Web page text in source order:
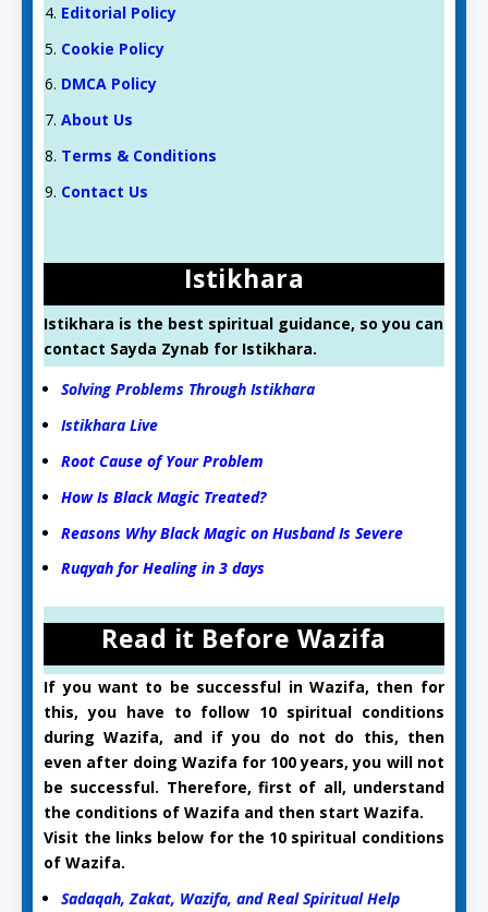
Editorial Policy
Cookie Policy
DMCA Policy
About Us
Terms & Conditions
Contact Us
Istikhara
Istikhara is the best spiritual guidance, so you can
contact Sayda Zynab for Istikhara.
Solving Problems Through Istikhara
Istikhara Live
Root Cause of Your Problem
How Is Black Magic Treated?
Reasons Why Black Magic on Husband Is Severe
Ruqyah for Healing in 3 days
Read it Before Wazifa
If you want to be successful in Wazifa, then for
this, you have to follow 10 spiritual conditions
during Wazifa, and if you do not do this, then
even after doing Wazifa for 100 years, you will not
be successful. Therefore, first of all, understand
the conditions of Wazifa and then start Wazifa.
Visit the links below for the 10 spiritual conditions
of Wazifa.
Sadaqah, Zakat, Wazifa, and Real Spiritual Help